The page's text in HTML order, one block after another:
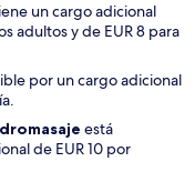
un cargo adicional
adultos y de EUR 8 para
por un cargo adicional
está
de EUR 10 por